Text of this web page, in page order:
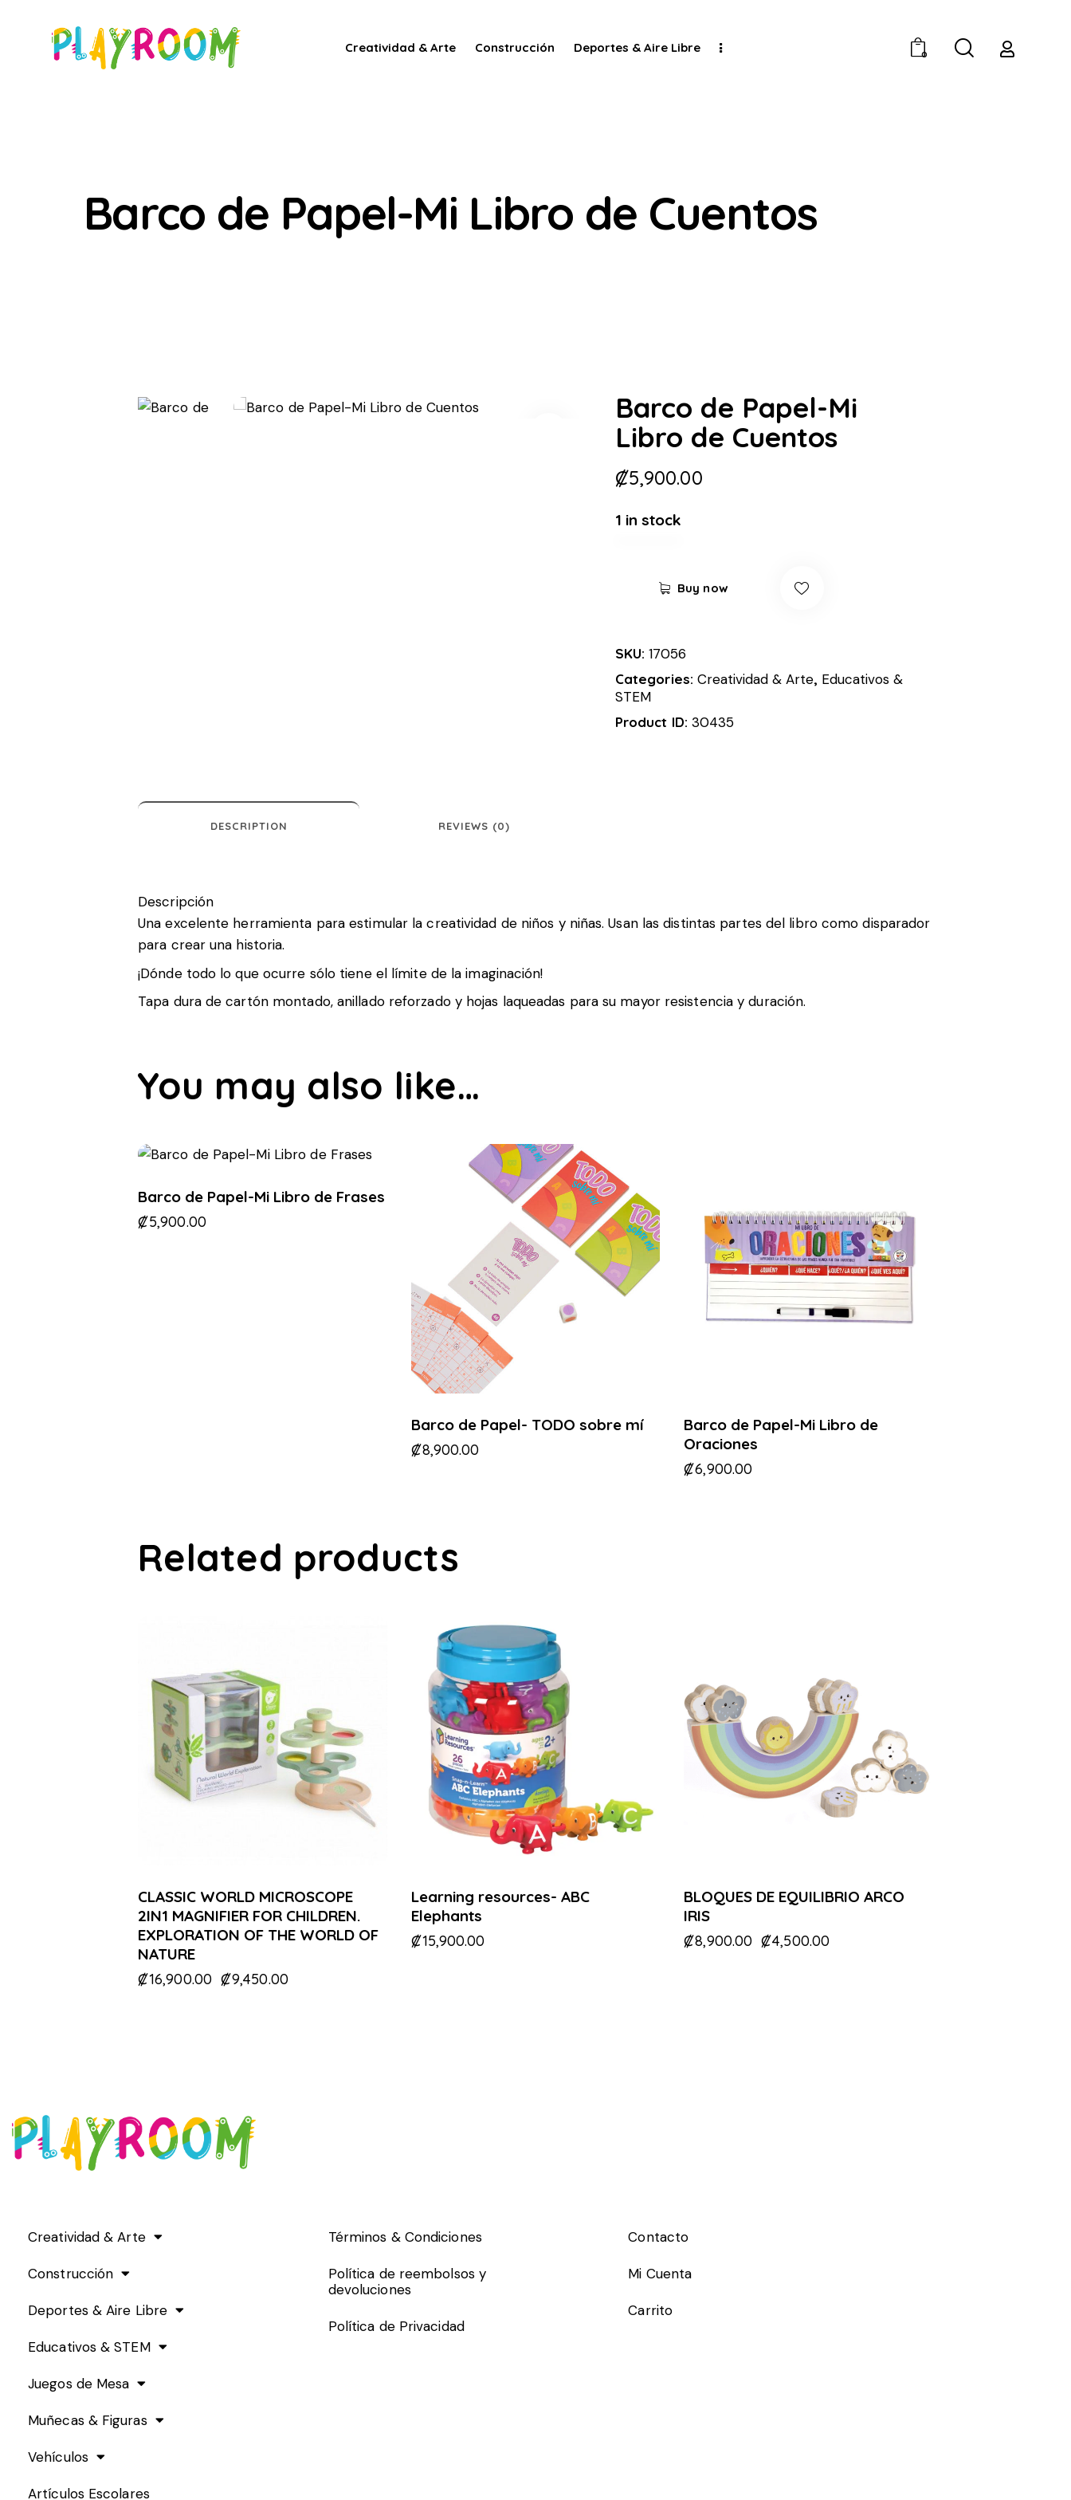
Creatividad & Arte Construcción Deportes & Aire Libre 0
Barco de Papel-Mi Libro de Cuentos
Barco de Papel-Mi
Libro de Cuentos
₡5,900.00
1 in stock
Buy now
SKU:17056
Categories:Creatividad & Arte, Educativos &
STEM
Product ID:30435
DESCRIPTION REVIEWS (0)
Descripción
Una excelente herramienta para estimular la creatividad de niños y niñas. Usan las distintas partes del libro como disparador
para crear una historia.
¡Dónde todo lo que ocurre sólo tiene el límite de la imaginación!
Tapa dura de cartón montado, anillado reforzado y hojas laqueadas para su mayor resistencia y duración.
You may also like…
Barco de Papel-Mi Libro de Frases
₡5,900.00
Barco de Papel- TODO sobre mí
₡8,900.00
Barco de Papel-Mi Libro de
Oraciones
₡6,900.00
Related products
CLASSIC WORLD MICROSCOPE
2IN1 MAGNIFIER FOR CHILDREN.
EXPLORATION OF THE WORLD OF
NATURE
₡16,900.00 ₡9,450.00
Learning resources- ABC
Elephants
₡15,900.00
BLOQUES DE EQUILIBRIO ARCO
IRIS
₡8,900.00 ₡4,500.00
Creatividad & Arte
Construcción
Deportes & Aire Libre
Educativos & STEM
Juegos de Mesa
Muñecas & Figuras
Vehículos
Artículos Escolares
Términos & Condiciones
Política de reembolsos y
devoluciones
Política de Privacidad
Contacto
Mi Cuenta
Carrito